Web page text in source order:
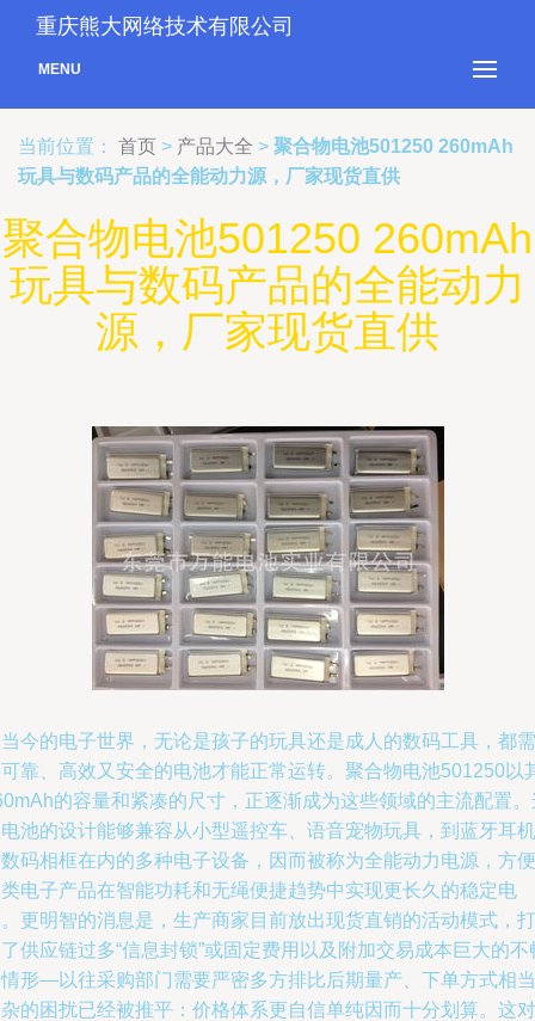
重庆熊大网络技术有限公司
MENU
当前位置： 首页 > 产品大全 > 聚合物电池501250 260mAh
玩具与数码产品的全能动力源，厂家现货直供
聚合物电池501250 260mAh
玩具与数码产品的全能动力
源，厂家现货直供
今的电子世界，无论是孩子的玩具还是成人的数码工具，都需
靠、高效又安全的电池才能正常运转。聚合物电池501250以
的容量和紧凑的尺寸，正逐渐成为这些领域的主流配置。
池的设计能够兼容从小型遥控车、语音宠物玩具，到蓝牙耳机
码相框在内的多种电子设备，因而被称为全能动力电源，方便
电子产品在智能功耗和无绳便捷趋势中实现更长久的稳定电
更明智的消息是，生产商家目前放出现货直销的活动模式，打
供应链过多“信息封锁”或固定费用以及附加交易成本巨大的不
形—以往采购部门需要严密多方排比后期量产、下单方式相当
的困扰已经被推平：价格体系更自信单纯因而十分划算。这对